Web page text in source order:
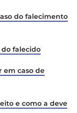
do falecimento
do falecido
em caso de
e como a deve